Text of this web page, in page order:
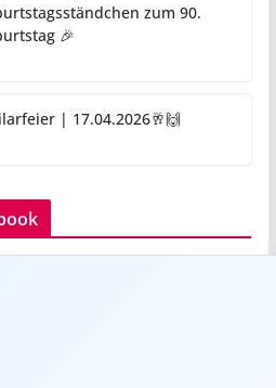
zum 90.
🎉
| 17.04.2026🥂🙌